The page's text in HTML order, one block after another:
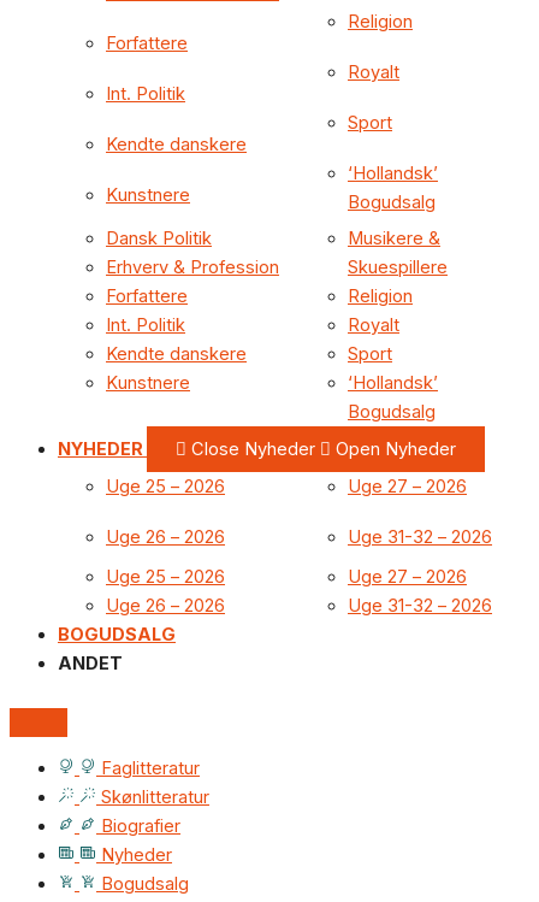
Forfattere
Int. Politik
Kendte danskere
Kunstnere
Religion
Royalt
Sport
‘Hollandsk’
Bogudsalg
Dansk Politik
Erhverv & Profession
Forfattere
Int. Politik
Kendte danskere
Kunstnere
Musikere &
Skuespillere
Religion
Royalt
Sport
‘Hollandsk’
Bogudsalg
NYHEDER
Close Nyheder
Open Nyheder
Uge 25 – 2026
Uge 26 – 2026
Uge 27 – 2026
Uge 31-32 – 2026
Uge 25 – 2026
Uge 26 – 2026
Uge 27 – 2026
Uge 31-32 – 2026
BOGUDSALG
ANDET
Faglitteratur
Skønlitteratur
Biografier
Nyheder
Bogudsalg